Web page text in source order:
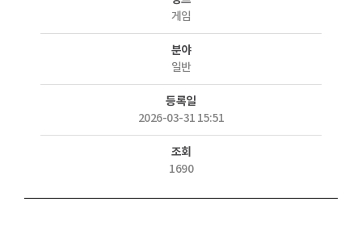
게임
분야
일반
등록일
2026-03-31 15:51
조회
1690